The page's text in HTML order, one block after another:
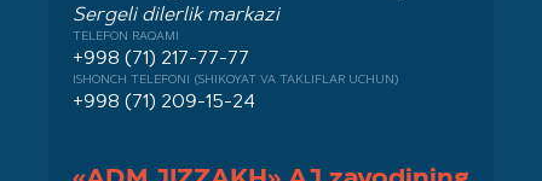
Sergeli dilerlik markazi
TELEFON RAQAMI
+998 (71) 217-77-77
ISHONCH TELEFONI (SHIKOYAT VA TAKLIFLAR UCHUN)
+998 (71) 209-15-24